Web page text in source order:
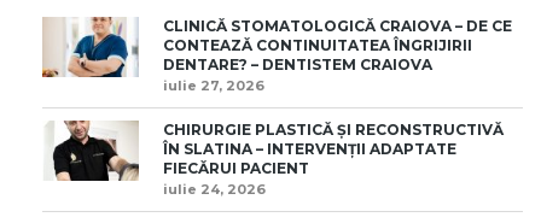
CLINICĂ STOMATOLOGICĂ CRAIOVA – DE CE
CONTEAZĂ CONTINUITATEA ÎNGRIJIRII
DENTARE? – DENTISTEM CRAIOVA
iulie 27, 2026
CHIRURGIE PLASTICĂ ȘI RECONSTRUCTIVĂ
ÎN SLATINA – INTERVENȚII ADAPTATE
FIECĂRUI PACIENT
iulie 24, 2026